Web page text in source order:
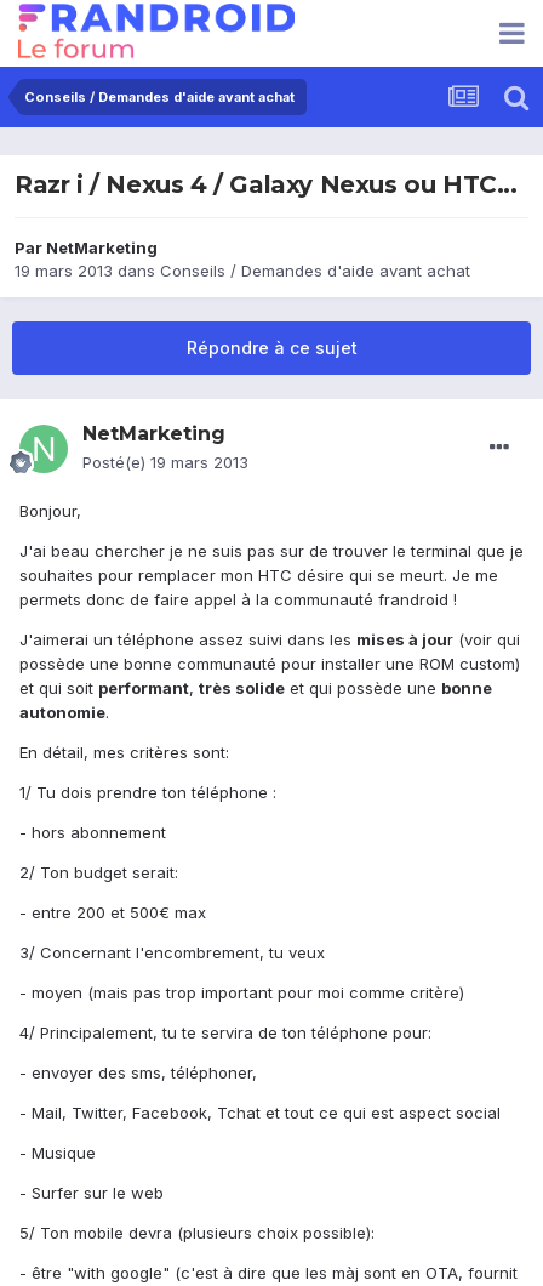
Conseils / Demandes d'aide avant achat
Razr i / Nexus 4 / Galaxy Nexus ou HTC...
Par NetMarketing
19 mars 2013 dans Conseils / Demandes d'aide avant achat
Répondre à ce sujet
NetMarketing
Posté(e) 19 mars 2013
Bonjour,
J'ai beau chercher je ne suis pas sur de trouver le terminal que je
souhaites pour remplacer mon HTC désire qui se meurt. Je me
permets donc de faire appel à la communauté frandroid !
J'aimerai un téléphone assez suivi dans les mises à jour (voir qui
possède une bonne communauté pour installer une ROM custom)
et qui soit performant, très solide et qui possède une bonne
autonomie.
En détail, mes critères sont:
1/ Tu dois prendre ton téléphone :
- hors abonnement
2/ Ton budget serait:
- entre 200 et 500€ max
3/ Concernant l'encombrement, tu veux
- moyen (mais pas trop important pour moi comme critère)
4/ Principalement, tu te servira de ton téléphone pour:
- envoyer des sms, téléphoner,
- Mail, Twitter, Facebook, Tchat et tout ce qui est aspect social
- Musique
- Surfer sur le web
5/ Ton mobile devra (plusieurs choix possible):
- être "with google" (c'est à dire que les màj sont en OTA, fournit